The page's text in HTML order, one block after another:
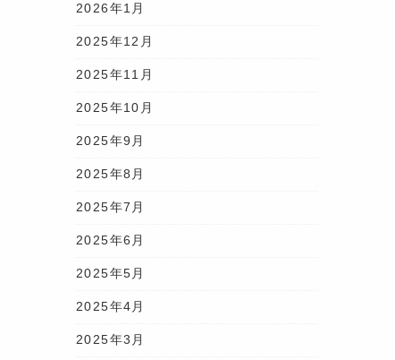
2026年1月
2025年12月
2025年11月
2025年10月
2025年9月
2025年8月
2025年7月
2025年6月
2025年5月
2025年4月
2025年3月